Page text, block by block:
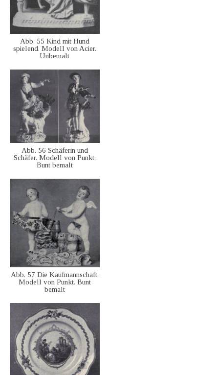
Abb. 55 Kind mit Hund
spielend. Modell von Acier.
Unbemalt
Abb. 56 Schäferin und
Schäfer. Modell von Punkt.
Bunt bemalt
Abb. 57 Die Kaufmannschaft.
Modell von Punkt. Bunt
bemalt